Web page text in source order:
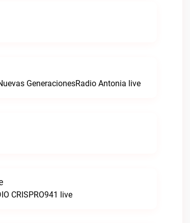
GeneracionesRadio Antonia live
CRISPRO941 live